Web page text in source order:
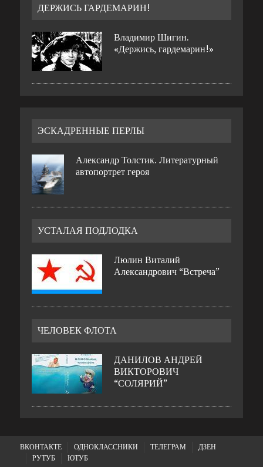
ДЕРЖИСЬ ГАРДЕМАРИН!
Владимир Шигин.
«Держись, гардемарин!»
ЭСКАДРЕННЫЕ ПЕРЛЫ
Александр Толстик. Литературный
автопортрет героя
УСТАЛАЯ ПОДЛОДКА
Люлин Виталий
Александрович “Встреча”
ЧЕЛОВЕК ФЛОТА
ДАНИЛОВ АНДРЕЙ
ВИКТОРОВИЧ
“СОЛЯРИЙ”
ВКОНТАКТЕ ОДНОКЛАССНИКИ ТЕЛЕГРАМ
ДЗЕН
РУТУБ
ЮТУБ